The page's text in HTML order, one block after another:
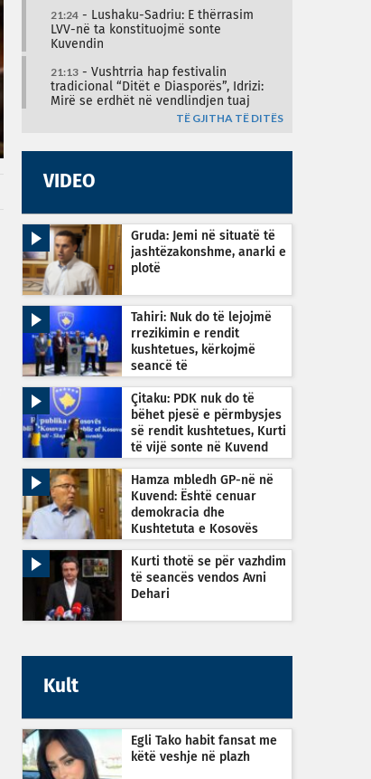
21:24 - Lushaku-Sadriu: E thërrasim
LVV-në ta konstituojmë sonte
Kuvendin
21:13 - Vushtrria hap festivalin
tradicional “Ditët e Diasporës”, Idrizi:
Mirë se erdhët në vendlindjen tuaj
TË GJITHA TË DITËS
VIDEO
Gruda: Jemi në situatë të
jashtëzakonshme, anarki e
plotë
Tahiri: Nuk do të lejojmë
rrezikimin e rendit
kushtetues, kërkojmë
seancë të
orën 22:30
Çitaku: PDK nuk do të
bëhet pjesë e përmbysjes
së rendit kushtetues, Kurti
të vijë sonte në Kuvend
Hamza mbledh GP-në në
Kuvend: Është cenuar
demokracia dhe
Kushtetuta e Kosovës
Kurti thotë se për vazhdim
të seancës vendos Avni
Dehari
Kult
Egli Tako habit fansat me
këtë veshje në plazh